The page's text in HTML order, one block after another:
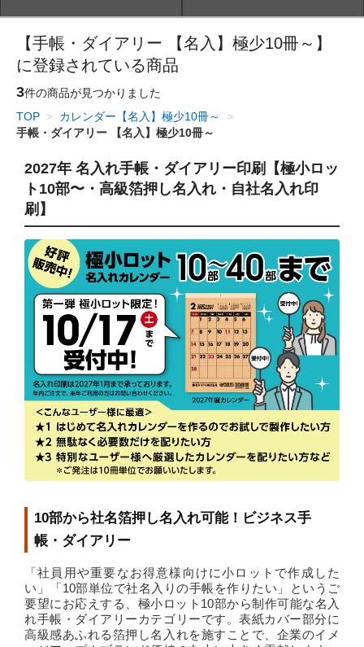
【手帳・ダイアリー 【名入】極少10冊～】
に登録されている商品
3件の商品が見つかりました
TOP > カレンダー【名入】極少10冊～
>
手帳・ダイアリー 【名入】極少10冊～
2027年 名入れ手帳・ダイアリー印刷【極小ロッ
ト10部〜・高級箔押し名入れ・自社名入れ印
刷】
10部から社名箔押し名入れ可能！ビジネス手
帳・ダイアリー
「社員用や重要なお得意様向けに小ロットで作成した
い」「10部単位で社名入りの手帳を作りたい」というご
要望にお応えする、極小ロット10部から制作可能な名入
れ手帳・ダイアリーカテゴリーです。表紙カバー部分に
高級感あふれる箔押し名入れを施すことで、企業のイメ